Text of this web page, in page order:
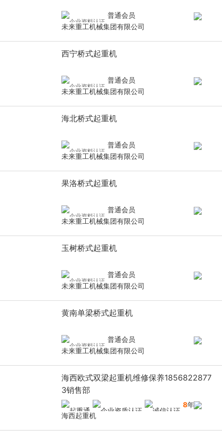
普通会员
未来重工机械集团有限公司
西宁桥式起重机
普通会员
未来重工机械集团有限公司
海北桥式起重机
普通会员
未来重工机械集团有限公司
果洛桥式起重机
普通会员
未来重工机械集团有限公司
玉树桥式起重机
普通会员
未来重工机械集团有限公司
黄南单梁桥式起重机
普通会员
未来重工机械集团有限公司
海西欧式双梁起重机维修保养1856822877
3销售部
8年
海西起重机